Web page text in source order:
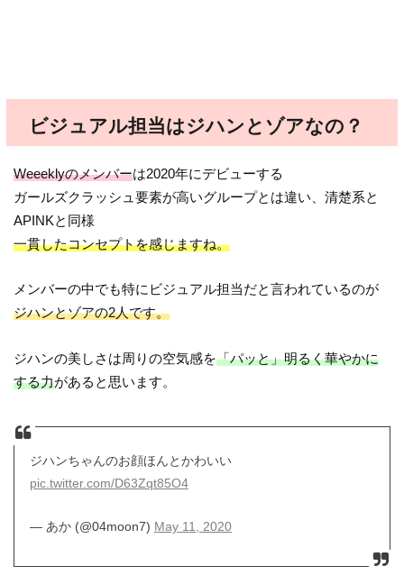
ビジュアル担当はジハンとゾアなの？
Weeeklyのメンバーは2020年にデビューする
ガールズクラッシュ要素が高いグループとは違い、清楚系と
APINKと同様
一貫したコンセプトを感じますね。
メンバーの中でも特にビジュアル担当だと言われているのが
ジハンとゾアの2人です。
ジハンの美しさは周りの空気感を「パッと」明るく華やかに
する力があると思います。
ジハンちゃんのお顔ほんとかわいい
pic.twitter.com/D63Zqt85O4
— あか (@04moon7) May 11, 2020